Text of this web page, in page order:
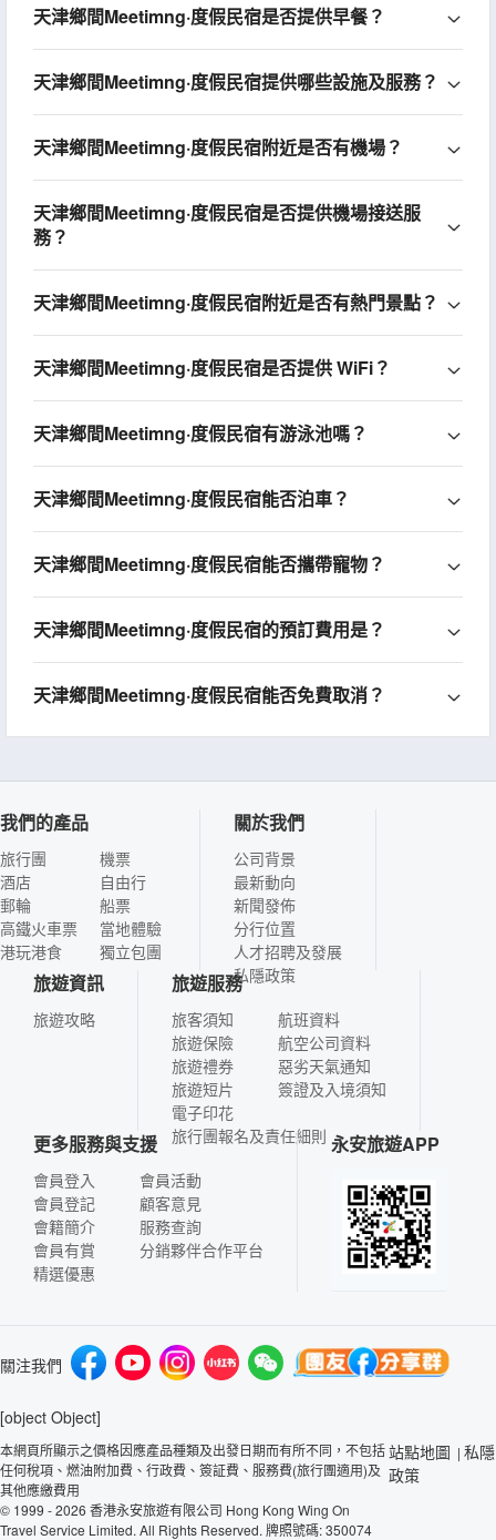
天津鄉間Meetimng·度假民宿是否提供早餐？
天津鄉間Meetimng·度假民宿提供哪些設施及服務？
天津鄉間Meetimng·度假民宿附近是否有機場？
天津鄉間Meetimng·度假民宿是否提供機場接送服
務？
天津鄉間Meetimng·度假民宿附近是否有熱門景點？
天津鄉間Meetimng·度假民宿是否提供 WiFi？
天津鄉間Meetimng·度假民宿有游泳池嗎？
天津鄉間Meetimng·度假民宿能否泊車？
天津鄉間Meetimng·度假民宿能否攜帶寵物？
天津鄉間Meetimng·度假民宿的預訂費用是？
天津鄉間Meetimng·度假民宿能否免費取消？
我們的產品
旅行團
酒店
郵輪
高鐵火車票
港玩港食
機票
自由行
船票
當地體驗
獨立包團
關於我們
公司背景
最新動向
新聞發佈
分行位置
人才招聘及發展
私隱政策
旅遊資訊
旅遊攻略
旅遊服務
旅客須知
旅遊保險
旅遊禮券
旅遊短片
電子印花
航班資料
航空公司資料
惡劣天氣通知
簽證及入境須知
旅行團報名及責任細則
更多服務與支援
會員登入
會員登記
會籍簡介
會員有賞
精選優惠
會員活動
顧客意見
服務查詢
分銷夥伴合作平台
永安旅遊APP
關注我們
[object Object]
本網頁所顯示之價格因應產品種類及出發日期而有所不同，不包括
任何稅項、燃油附加費、行政費、簽証費、服務費(旅行團適用)及
其他應繳費用
© 1999 - 2026 香港永安旅遊有限公司 Hong Kong Wing On
Travel Service Limited. All Rights Reserved. 牌照號碼: 350074
站點地圖 | 私隱
政策